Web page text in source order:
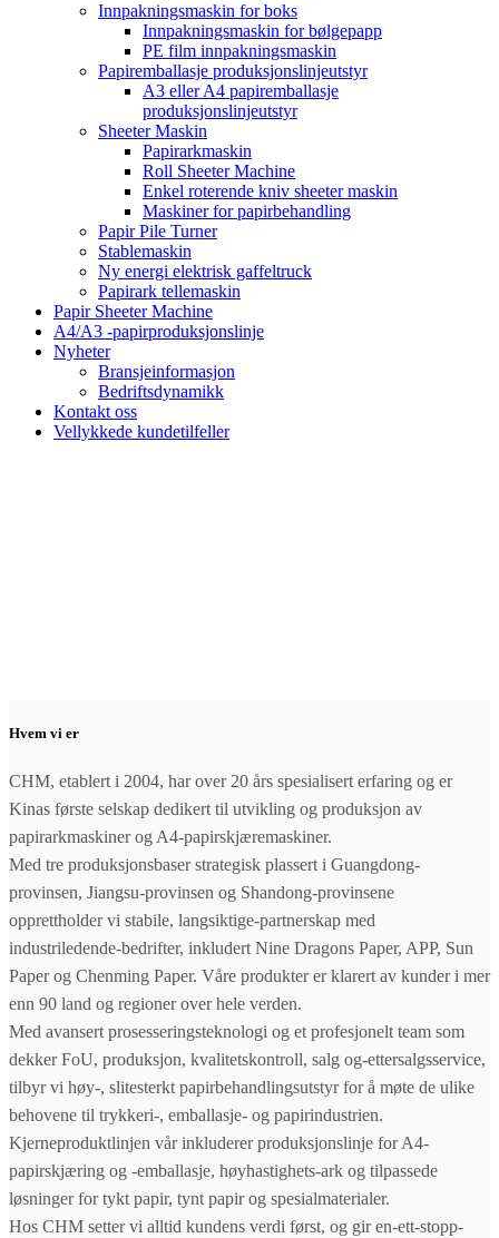
Innpakningsmaskin for boks
Innpakningsmaskin for bølgepapp
PE film innpakningsmaskin
Papiremballasje produksjonslinjeutstyr
A3 eller A4 papiremballasje
produksjonslinjeutstyr
Sheeter Maskin
Papirarkmaskin
Roll Sheeter Machine
Enkel roterende kniv sheeter maskin
Maskiner for papirbehandling
Papir Pile Turner
Stablemaskin
Ny energi elektrisk gaffeltruck
Papirark tellemaskin
Papir Sheeter Machine
A4/A3 -papirproduksjonslinje
Nyheter
Bransjeinformasjon
Bedriftsdynamikk
Kontakt oss
Vellykkede kundetilfeller
Hvem vi er
CHM, etablert i 2004, har over 20 års spesialisert erfaring og er
Kinas første selskap dedikert til utvikling og produksjon av
papirarkmaskiner og A4-papirskjæremaskiner.
Med tre produksjonsbaser strategisk plassert i Guangdong-
provinsen, Jiangsu-provinsen og Shandong-provinsene
opprettholder vi stabile, langsiktige-partnerskap med
industriledende-bedrifter, inkludert Nine Dragons Paper, APP, Sun
Paper og Chenming Paper. Våre produkter er klarert av kunder i mer
enn 90 land og regioner over hele verden.
Med avansert prosesseringsteknologi og et profesjonelt team som
dekker FoU, produksjon, kvalitetskontroll, salg og-ettersalgsservice,
tilbyr vi høy-, slitesterkt papirbehandlingsutstyr for å møte de ulike
behovene til trykkeri-, emballasje- og papirindustrien.
Kjerneproduktlinjen vår inkluderer produksjonslinje for A4-
papirskjæring og -emballasje, høyhastighets-ark og tilpassede
løsninger for tykt papir, tynt papir og spesialmaterialer.
Hos CHM setter vi alltid kundens verdi først, og gir en-ett-stopp-